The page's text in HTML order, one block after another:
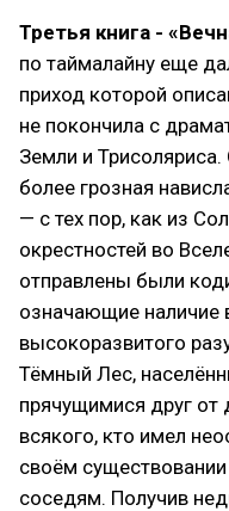
Третья книга -
по таймалайну еще
приход которой
не покончила с
Земли и
более грозная
— с тех пор, как из
окрестностей во
отправлены были
означающие наличие
высокоразвитого
Тёмный Лес,
прячущимися друг
всякого, кто имел
своём
соседям. Получив